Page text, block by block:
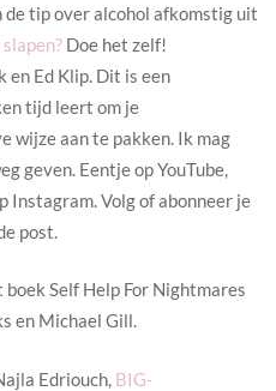
tip over alcohol afkomstig uit
Doe het zelf!
en Ed Klip. Dit is een
tijd leert om je
wijze aan te pakken. Ik mag
geven. Eentje op YouTube,
Instagram. Volg of abonneer je
post.
Self Help For Nightmares
en Michael Gill.
Edriouch, BIG-